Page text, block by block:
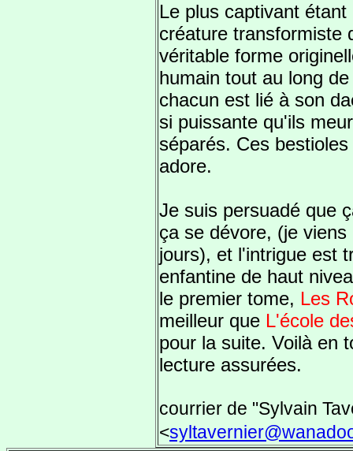
Le plus captivant
créature transformiste
véritable forme
humain tout au long
chacun est lié à son
si puissante qu'ils
séparés. Ces
adore.
Je suis persuadé que
ça se dévore, (je
jours), et l'intrigue est
enfantine de haut
le premier tome, Les
meilleur que L'école
pour la suite. Voilà en
lecture assurées.
courrier de "Sylvain
<